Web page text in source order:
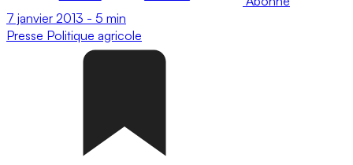
7 janvier 2013 - 5 min
Presse Politique agricole